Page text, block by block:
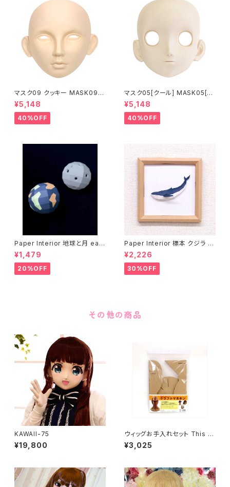
マスク09 クッキー MASK09
“COOKIE”
¥5,148
40%OFF
マスク05[クール] MASK05[C
OOL]
¥5,148
40%OFF
Paper Interior 地球と月 eart
h and moon
¥1,479
20%OFF
Paper Interior 標本 クジラ s
pecimen whale
¥2,226
30%OFF
その他の商品
KAWAII-75
¥19,800
ウィッグお手入れセット This it
em can not ship overseas
¥3,025